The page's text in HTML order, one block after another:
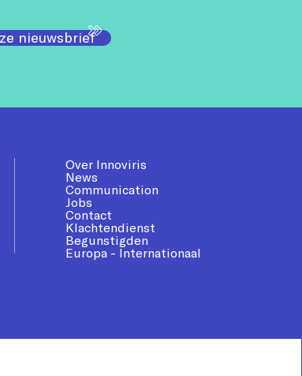
nieuwsbrief
Over Innoviris
News
Communication
Jobs
Contact
Klachtendienst
Begunstigden
Europa - Internationaal